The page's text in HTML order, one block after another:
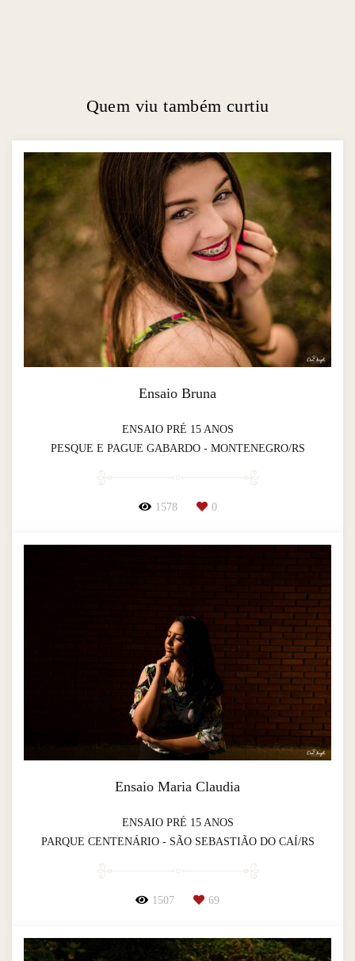
Quem viu também curtiu
Ensaio Bruna
ENSAIO PRÉ 15 ANOS
PESQUE E PAGUE GABARDO - MONTENEGRO/RS
1578 0
Ensaio Maria Claudia
ENSAIO PRÉ 15 ANOS
PARQUE CENTENÁRIO - SÃO SEBASTIÃO DO CAÍ/RS
1507 69